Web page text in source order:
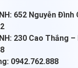
652 Nguyễn
230 Cao Thắng
0942.762.888